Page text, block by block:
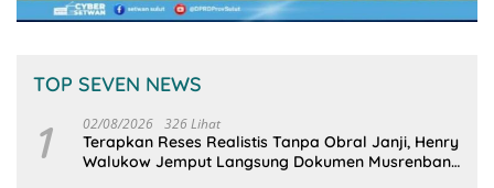
TOP SEVEN NEWS
1 02/08/2026 326 Lihat
Terapkan Reses Realistis Tanpa Obral Janji, Henry
Walukow Jemput Langsung Dokumen Musrenbang